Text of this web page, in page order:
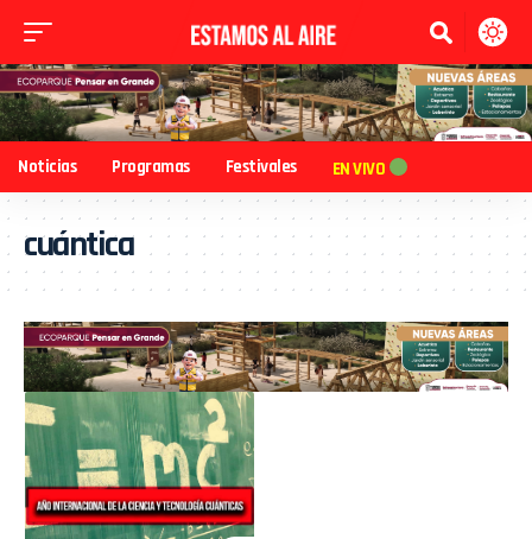
Noticias Programas Festivales EN VIVO
cuántica